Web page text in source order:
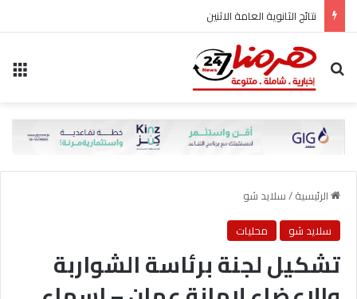
نتائج الثانوية العامة الاثنين
بحث عن
الرئيسية/سلايد شو
سلايد شو
محليات
تشكيل لجنة برئاسة الشواربة